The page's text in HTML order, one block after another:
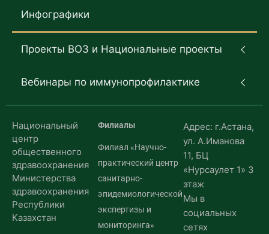
Инфографики
Проекты ВОЗ и Национальные проекты
Вебинары по иммунопрофилактике
Национальный
центр
общественного
здравоохранения
Министерства
здравоохранения
Республики
Казахстан
Филиалы
Филиал «Научно-
практический центр
санитарно-
эпидемиологической
экспертизы и
мониторинга»
Адрес: г.Астана,
ул. А.Иманова
11, БЦ
«Нурсаулет 1» 3
этаж
Мы в
социальных
сетях